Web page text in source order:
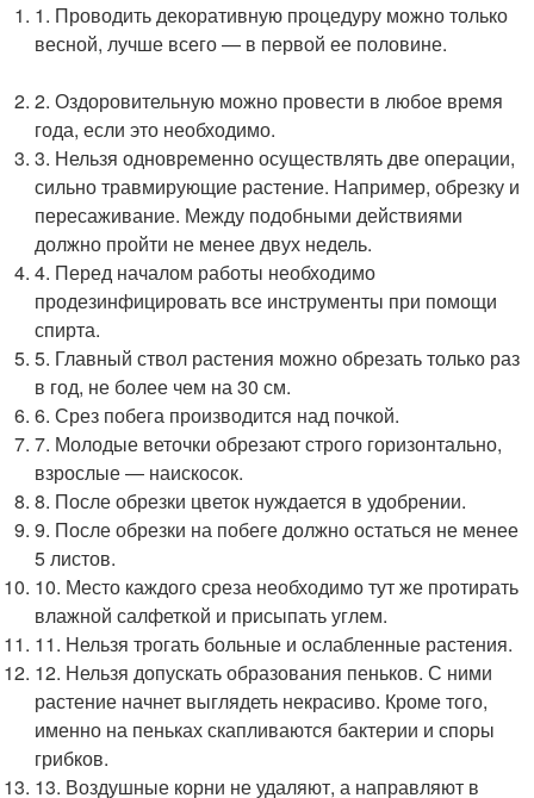
1. Проводить декоративную процедуру можно только
весной, лучше всего — в первой ее половине.
2. Оздоровительную можно провести в любое время
года, если это необходимо.
3. Нельзя одновременно осуществлять две операции,
сильно травмирующие растение. Например, обрезку и
пересаживание. Между подобными действиями
должно пройти не менее двух недель.
4. Перед началом работы необходимо
продезинфицировать все инструменты при помощи
спирта.
5. Главный ствол растения можно обрезать только раз
в год, не более чем на 30 см.
6. Срез побега производится над почкой.
7. Молодые веточки обрезают строго горизонтально,
взрослые — наискосок.
8. После обрезки цветок нуждается в удобрении.
9. После обрезки на побеге должно остаться не менее
5 листов.
10. Место каждого среза необходимо тут же протирать
влажной салфеткой и присыпать углем.
11. Нельзя трогать больные и ослабленные растения.
12. Нельзя допускать образования пеньков. С ними
растение начнет выглядеть некрасиво. Кроме того,
именно на пеньках скапливаются бактерии и споры
грибков.
13. Воздушные корни не удаляют, а направляют в